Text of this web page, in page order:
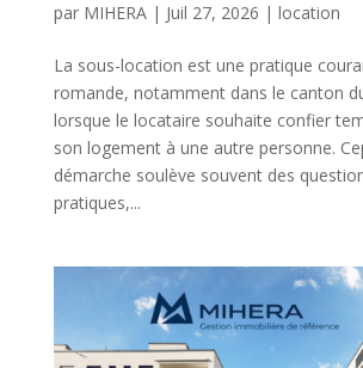
par MIHERA| Juil 27, 2026 | location
La sous-location est une pratique
romande, notamment dans le canton
lorsque le locataire souhaite confier
son logement à une autre personne.
démarche soulève souvent des
pratiques,...